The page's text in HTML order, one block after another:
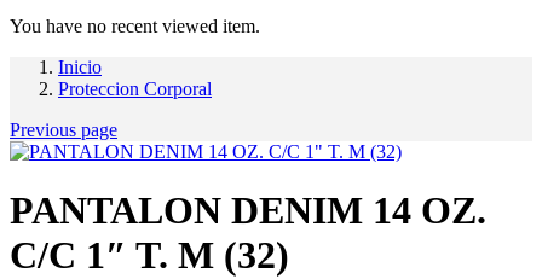
You have no recent viewed item.
Inicio
Proteccion Corporal
Previous page
PANTALON DENIM 14 OZ.
C/C 1″ T. M (32)